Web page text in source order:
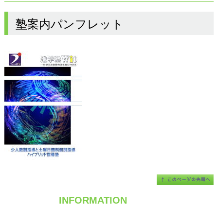
塾案内パンフレット
INFORMATION